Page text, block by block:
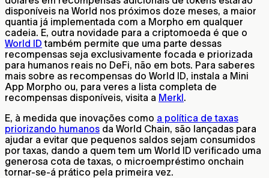
disponíveis na World nos próximos doze meses, a maior
quantia já implementada com a Morpho em qualquer
cadeia. E, outra novidade para a criptomoeda é que o
World ID também permite que uma parte dessas
recompensas seja exclusivamente focada e priorizada
para humanos reais no DeFi, não em bots. Para saberes
mais sobre as recompensas do World ID, instala a Mini
App Morpho ou, para veres a lista completa de
recompensas disponíveis, visita a Merkl.
E, à medida que inovações como a política de taxas
priorizando humanos da World Chain, são lançadas para
ajudar a evitar que pequenos saldos sejam consumidos
por taxas, dando a quem tem um World ID verificado uma
generosa cota de taxas, o microempréstimo onchain
tornar-se-á prático pela primeira vez.